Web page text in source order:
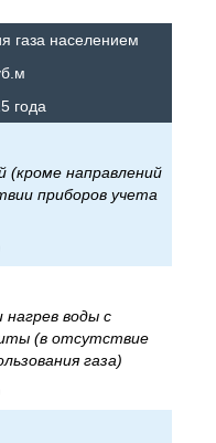
газа населением
года
направлений
приборов учета
воды с
(в отсутствие
газа)